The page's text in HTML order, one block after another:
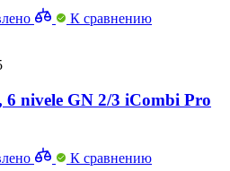
К сравнению
nivele GN 2/3 iCombi Pro
К сравнению